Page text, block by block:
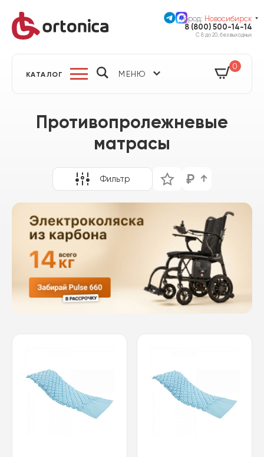
Город: Новосибирск
8 (800) 500-14-14
С 8 до 20, без выходных
КАТАЛОГ МЕНЮ
0
Противопролежневые
матрасы
Фильтр